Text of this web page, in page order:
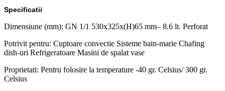
Specificatii
Dimensiune (mm): GN 1/1 530x325x(H)65 mm– 8.6 lt. Perforat
Potrivit pentru: Cuptoare convectie Sisteme bain-marie Chafing
dish-uri Refrigeratoare Masini de spalat vase
Proprietati: Pentru folosire la temperature -40 gr. Celsius/ 300 gr.
Celsius